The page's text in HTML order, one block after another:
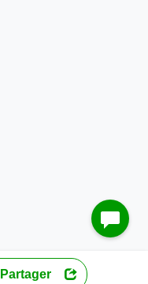
OpenStreetMap contributors
Partager